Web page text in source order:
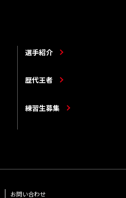
選手紹介
歴代王者
練習生募集
お問い合わせ